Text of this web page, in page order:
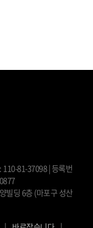
110-81-37098 | 등록번
빌딩 6층 (마포구 성산